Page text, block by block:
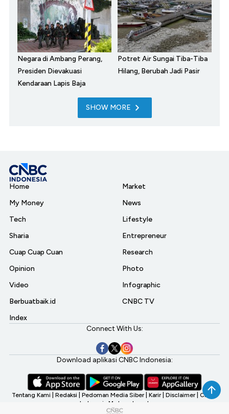
Negara di Ambang Perang,
Presiden Dievakuasi
Kendaraan Lapis Baja
Potret Air Sungai Tiba-Tiba
Hilang, Berubah Jadi Pasir
SHOW MORE
Home
My Money
Tech
Sharia
Cuap Cuap Cuan
Opinion
Video
Berbuatbaik.id
Index
Market
News
Lifestyle
Entrepreneur
Research
Photo
Infographic
CNBC TV
Connect With Us:
Download aplikasi CNBC Indonesia:
Tentang Kami Redaksi Pedoman Media Siber Karir Disclaimer CNBC
Indonesia My Investment
©2026 CNBC Indonesia, A Transmedia Company